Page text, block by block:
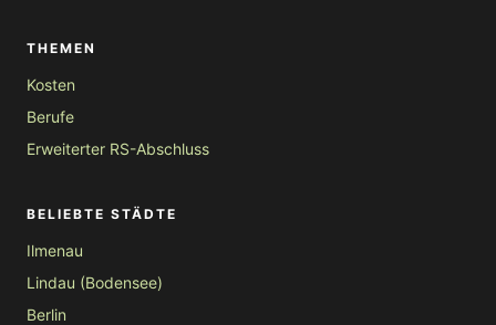
THEMEN
Kosten
Berufe
Erweiterter RS-Abschluss
BELIEBTE STÄDTE
Ilmenau
Lindau (Bodensee)
Berlin